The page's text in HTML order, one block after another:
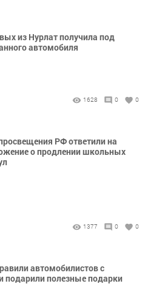
из Нурлат получила под
автомобиля
1628 0 0
РФ ответили на
о продлении школьных
1377 0 0
автомобилистов с
полезные подарки